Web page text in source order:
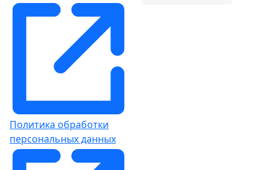
Политика обработки
персональных данных